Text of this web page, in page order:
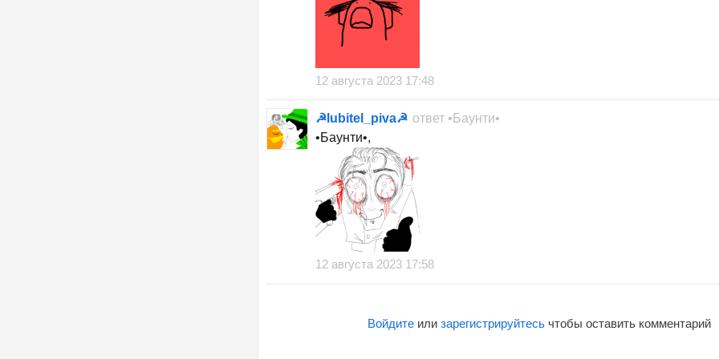
12 августа 2023 17:48
☭lubitel_piva☭ ответ •Баунти•
•Баунти•,
12 августа 2023 17:58
Войдите или зарегистрируйтесь чтобы оставить комментарий